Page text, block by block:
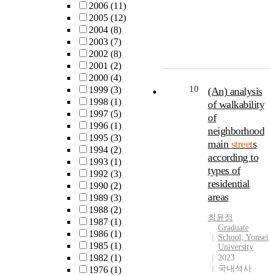
2006 (11)
2005 (12)
2004 (8)
2003 (7)
2002 (8)
2001 (2)
2000 (4)
1999 (3)
1998 (1)
1997 (5)
1996 (1)
1995 (3)
1994 (2)
1993 (1)
1992 (3)
1990 (2)
1989 (3)
1988 (2)
1987 (1)
1986 (1)
1985 (1)
1982 (1)
1976 (1)
10
(An) analysis
of walkability
of
neighborhood
main streets
according to
types of
residential
areas
최윤정
Graduate
School, Yonsei
University
2023
국내석사